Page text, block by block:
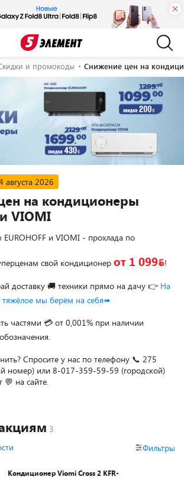
и промокоды Снижение цен на
2026
на кондиционеры
VIOMI
свой кондиционер от 1 099BYN!
доставку 🚚 техники прямо на дачу 👉
На
тяжёлое мы берём на себя➠
Спросите у нас по телефону 📞 275
номер) или 8-017-359-59-59 (городской)
💬 на сайте.
Фильтры
Кондиционер Viomi Cross 2 KFR-